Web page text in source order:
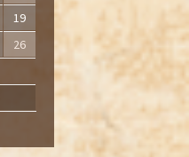
19
26